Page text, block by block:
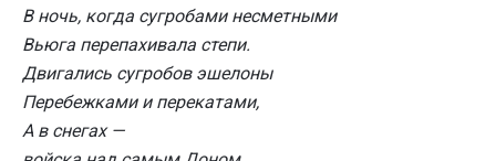
В ночь, когда сугробами несметными
Вьюга перепахивала степи.
Двигались сугробов эшелоны
Перебежками и перекатами,
А в снегах —